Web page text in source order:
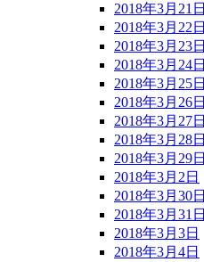
2018年3月21日
2018年3月22日
2018年3月23日
2018年3月24日
2018年3月25日
2018年3月26日
2018年3月27日
2018年3月28日
2018年3月29日
2018年3月2日
2018年3月30日
2018年3月31日
2018年3月3日
2018年3月4日